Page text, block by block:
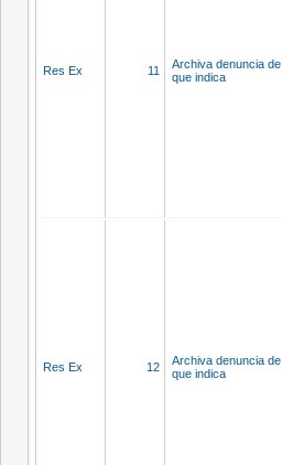
Res Ex 11
Archiva denuncia
que indica
Res Ex 12
Archiva denuncia
que indica